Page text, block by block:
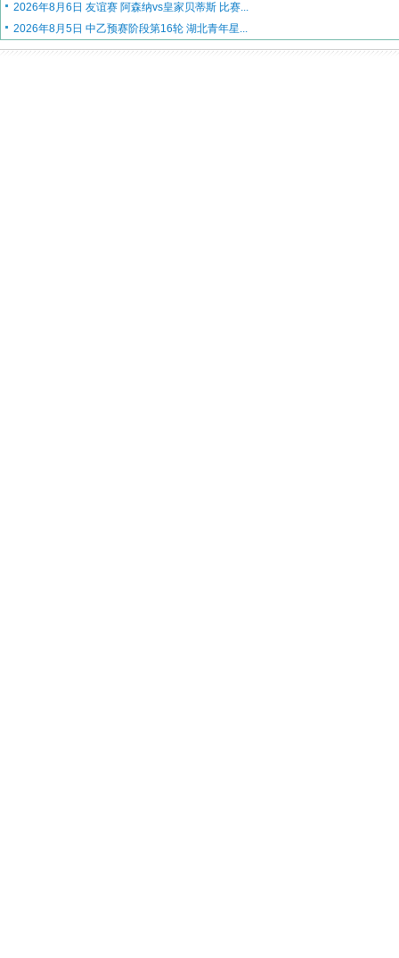
2026年8月6日 友谊赛 阿森纳vs皇家贝蒂斯 比赛...
2026年8月5日 中乙预赛阶段第16轮 湖北青年星...